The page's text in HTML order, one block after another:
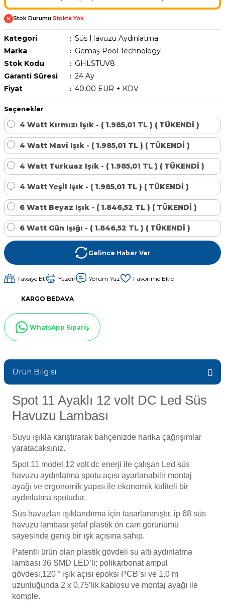
Yosun Önleyici
Havuz Suyu Parlatıcı
Çöktürücü
Sıvı pH Düşürücü
pH Yükseltici
İyon Bağlayıcı
Gemaş hazır kimyasal bakım seti
Wtr Havuz
Demir ve Setlik Giderici
Kum Filtresi Temizleyici
Multi %90 Tablet Klor
Sıvı Asit Hidroklorik
Sıvı Klor Sodyum Hipoklorit
Sıvı Ph- Düşürücü
Havuz Bağlı Klor Giderici
Havuz Sıvı Ph Düşürücü
Havuz Toz Ph+ Yükseltici
Selenoid Havuz Kimyasalları
e Pool Expert
Havuz Filtre
Kalsiyum Hipoklorit
Süper Pool
Tuz
Temizleyici
Beatbot Havuz
Bwt Havuz Robotları
Spino Havuz
Krom Led
Lamba Yedek
Havuz Filtreleri
Abs Skimmer
Havuz Dozaj
Mspa Jakuzi
Su Sporları Dünyası
Havuz Vana
Havuz Isıtma
Ayak Havuzu
Havuz Robotu Yedek
Dalgıç Pompa
Stok Durumu:Stokta Yok
Kategori
Süs Havuzu Aydınlatma
Marka
Gemaş Pool Technology
Stok Kodu
GHLSTUV8
Garanti Süresi
24 Ay
Fiyat
40,00 EUR + KDV
Seçenekler
4 Watt Kırmızı Işık - ( 1.985,01 TL ) ( TÜKENDİ )
4 Watt Mavi Işık - ( 1.985,01 TL ) ( TÜKENDİ )
4 Watt Turkuaz Işık - ( 1.985,01 TL ) ( TÜKENDİ )
4 Watt Yeşil Işık - ( 1.985,01 TL ) ( TÜKENDİ )
6 Watt Beyaz Işık - ( 1.846,52 TL ) ( TÜKENDİ )
6 Watt Gün Işığı - ( 1.846,52 TL ) ( TÜKENDİ )
Gelince Haber Ver
Tavsiye Et Yazdır Yorum Yaz
KARGO BEDAVA
WhatsApp Sipariş
Ürün Bilgisi
Spot 11 Ayaklı 12 volt DC Led Süs
Havuzu Lambası
Suyu ışıkla karıştırarak bahçenizde harika çağrışımlar
yaratacaksınız.
Spot 11 model 12 volt dc enerji ile çalışan Led süs
havuzu aydınlatma spotu açısı ayarlanabilir montaj
ayağı ve ergonomik yapısı ile ekonomik kaliteli bir
aydınlatma spotudur.
Süs havuzları ışıklandırma için tasarlanmıştır. ip 68 süs
havuzu lambası şefaf plastik ön cam görünümü
sayesinde geniş bir ışk açısına sahip.
Patentli ürün olan plastik gövdeli su altı aydınlatma
lambası 36 SMD LED’li; polikarbonat ampul
gövdesi,120 ° ışık açısı epoksi PCB’si ve 1,0 m
uzunluğunda 2 x 0,75’lik kablosu ve montaj ayağı ile
komple.